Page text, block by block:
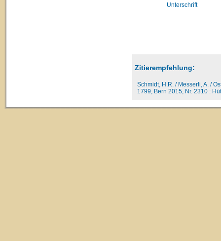
Unterschrift
Zitierempfehlung:
Schmidt, H.R. / Messerli, A. /
1799, Bern 2015, Nr. 2310 :